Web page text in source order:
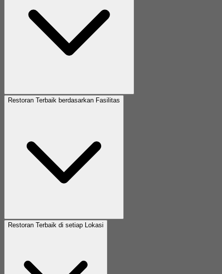
Restoran Terbaik berdasarkan Fasilitas
Restoran Terbaik di setiap Lokasi